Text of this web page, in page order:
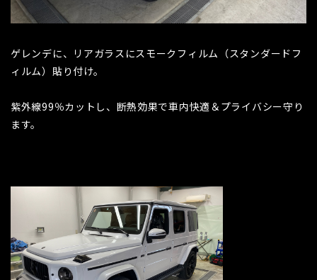
ゲレンデに、リアガラスにスモークフィルム（スタンダードフ
ィルム）貼り付け。
紫外線99％カットし、断熱効果で車内快適＆プライバシー守り
ます。